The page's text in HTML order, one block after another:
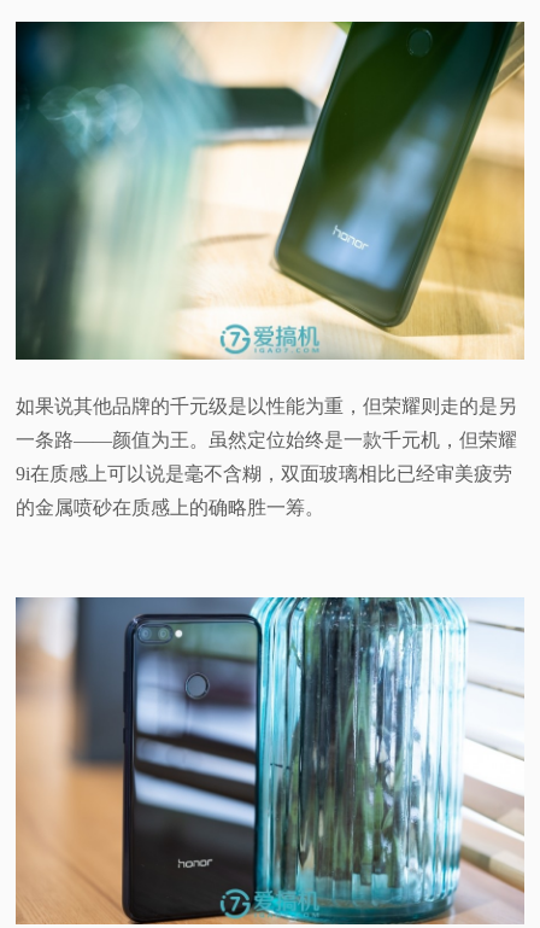
如果说其他品牌的千元级是以性能为重，但荣耀则走的是另
一条路——颜值为王。虽然定位始终是一款千元机，但荣耀
9i在质感上可以说是毫不含糊，双面玻璃相比已经审美疲劳
的金属喷砂在质感上的确略胜一筹。